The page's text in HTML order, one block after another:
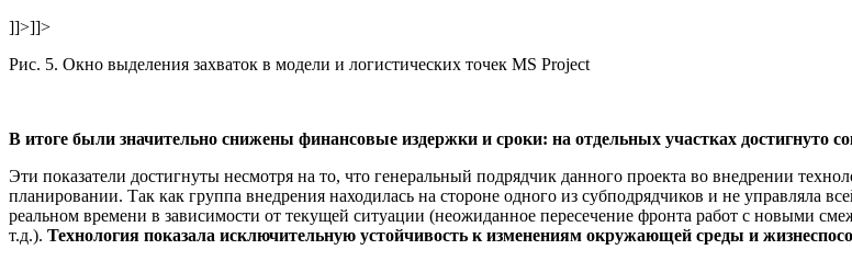
]]>]]>
Рис. 5. Окно выделения захваток в модели и логистических точек MS Project
В итоге были значительно снижены финансовые издержки и сроки: на отдельных участках достигнуто
Эти показатели достигнуты несмотря на то, что генеральный подрядчик данного проекта во внедрении
планировании. Так как группа внедрения находилась на стороне одного из субподрядчиков и не управляла
реальном времени в зависимости от текущей ситуации (неожиданное пересечение фронта работ с новыми
т.д.). Технология показала исключительную устойчивость к изменениям окружающей среды и